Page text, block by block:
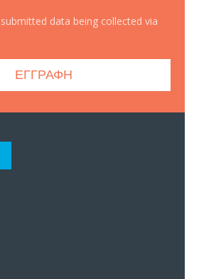
data being collected via